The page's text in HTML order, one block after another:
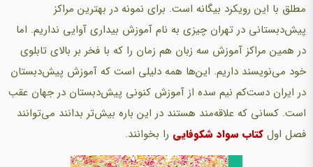
مطلق با این رویکرد بیگانه است. برای نمونه در بهترین مراکز
پیش‌دبستانی در تهران چیزی به نام آموزش بیداری آوایی نداریم. اما
در همین مراکز آموزش سه زبان هم زمان را که با فخر بر بالای تابلوی
خود می‌نویسند داریم. این‌ها همه دلیلی است که آموزش پیش‌دبستان
در ایران دست‌کم نیم سده از آموزش کنونی پیش‌دبستان در جهان عقب
است. کسانی که علاقه‌مند هستند در این باره بیش‌تر بدانند می‌توانند
فصل اول کتاب سواد شکوفایی را بخوانند.